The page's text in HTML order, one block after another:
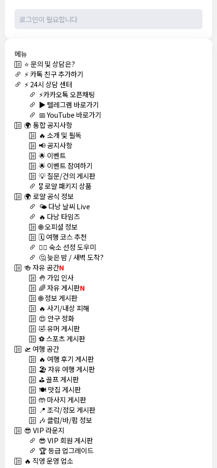
메뉴
⭐ 문의 및 상담은?
⚡ 카톡 친구 추가하기
⚡ 24시 상담 센터
⚡카카오톡 오픈채팅
▶️ 텔레그램 바로가기
📅 YouTube 바로가기
🌍 통합 공지사항
🔥 소개 및 필독
📢 공지사항
🌟 이벤트
🌟 이벤트 참여하기
💡 질문/건의 게시판
🎖️ 로얄 패키지 상품
🌍 로얄 공식 정보
🌤️ 다낭 날씨 Live
🔥 다낭 타임즈
🌐 오피셜 정보
🗓️ 여행 코스 추천
🏊‍♀️ 숙소 선정 도우미
🤔 늦은 밤 / 새벽 도착?
🍻 자유 공간N
🤚 가입 인사
🌈 자유 게시판N
🌐 정보 게시판
🔥 사기/내상 피해
😍 안구 정화
🤣 유머 게시판
⚽ 스포츠 게시판
🛫 여행 공간
🔥 여행 후기 게시판
🏖️ 자유 여행 게시판
⛳ 골프 게시판
🍽️ 맛집 게시판
🤲 마사지 게시판
📍 조각/정모 게시판
🎶 클럽/바/펍 정보
😎 VIP 라운지
😎 VIP 회원 게시판
🏆 등급 업그레이드
🔥 직영 운영 업소